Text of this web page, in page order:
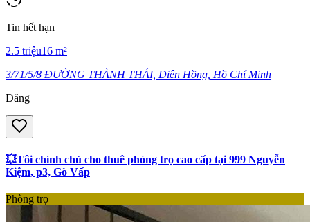
Tin hết hạn
2.5 triệu16 m²
3/71/5/8 ĐƯỜNG THÀNH THÁI, Diên Hồng, Hồ Chí Minh
Đăng
💥Tôi chính chủ cho thuê phòng trọ cao cấp tại 999 Nguyễn
Kiệm, p3, Gò Vấp
Phòng trọ